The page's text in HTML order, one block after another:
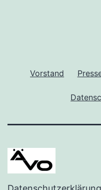
Vorstand